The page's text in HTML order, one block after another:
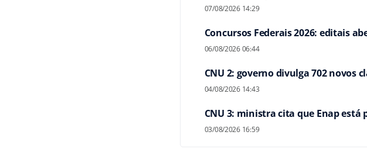
07/08/2026 14:29
Concursos Federais 2026: editais
06/08/2026 06:44
CNU 2: governo divulga 702 novos
04/08/2026 14:43
CNU 3: ministra cita que Enap está
03/08/2026 16:59